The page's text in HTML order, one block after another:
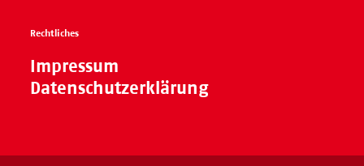
Rechtliches
Impressum
Datenschutzerklärung